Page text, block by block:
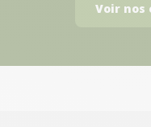
Voir nos